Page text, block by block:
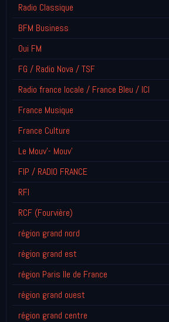
Radio Classique
BFM Business
Oui FM
FG / Radio Nova / TSF
Radio france locale / France Bleu / ICI
France Musique
France Culture
Le Mouv'- Mouv'
FIP / RADIO FRANCE
RFI
RCF (Fourvière)
région grand nord
région grand est
région Paris Ile de France
région grand ouest
région grand centre